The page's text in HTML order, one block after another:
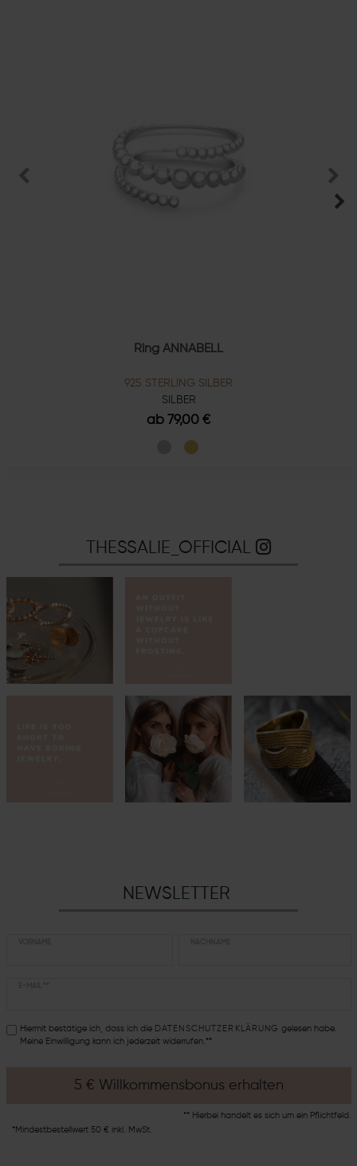
Ring ANNABELL
925 STERLING SILBER
SILBER
ab 79,00 €
THESSALIE_OFFICIAL
NEWSLETTER
Hiermit bestätige ich, dass ich die DATEN­SCHUTZ­ERKLÄRUNG gelesen habe.
Meine Einwilligung kann ich jederzeit widerrufen.**
5 € Willkommensbonus erhalten
** Hierbei handelt es sich um ein Pflichtfeld.
*Mindestbestellwert 50 € inkl. MwSt.